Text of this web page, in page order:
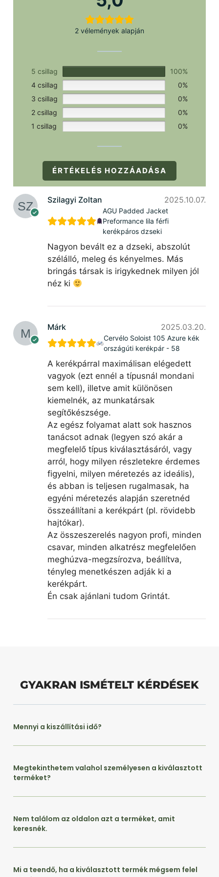
2 vélemények alapján
5 csillag
100%
4 csillag
0%
3 csillag
0%
2 csillag
0%
1 csillag
0%
ÉRTÉKELÉS HOZZÁADÁSA
Szilagyi Zoltan 2025.10.07.
AGU Padded Jacket
Preformance lila férfi
kerékpáros dzseki
Nagyon bevált ez a dzseki, abszolút
szélálló, meleg és kényelmes. Más
bringás társak is irigykednek milyen jól
néz ki
Márk 2025.03.20.
Cervélo Soloist 105 Azure kék
országúti kerékpár - 58
A kerékpárral maximálisan elégedett
vagyok (ezt ennél a típusnál mondani
sem kell), illetve amit különösen
kiemelnék, az munkatársak
segítőkészsége.
Az egész folyamat alatt sok hasznos
tanácsot adnak (legyen szó akár a
megfelelő típus kiválasztásáról, vagy
arról, hogy milyen részletekre érdemes
figyelni, milyen méretezés az ideális),
és abban is teljesen rugalmasak, ha
egyéni méretezés alapján szeretnéd
összeállítani a kerékpárt (pl. rövidebb
hajtókar).
Az összeszerelés nagyon profi, minden
csavar, minden alkatrész megfelelően
meghúzva-megzsírozva, beállítva,
tényleg menetkészen adják ki a
kerékpárt.
Én csak ajánlani tudom Grintát.
GYAKRAN ISMÉTELT KÉRDÉSEK
Mennyi a kiszállítási idő?
Megtekinthetem valahol személyesen a kiválasztott
terméket?
Nem találom az oldalon azt a terméket, amit
keresnék.
Mi a teendő, ha a kiválasztott termék mégsem felel